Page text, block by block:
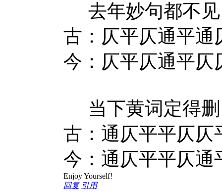
去年妙句都不
古：仄平仄通平
今：仄平仄通平仄
当下黄词定得
古：通仄平平仄
今：通仄平平仄通
Enjoy Yourself!
回复 引用